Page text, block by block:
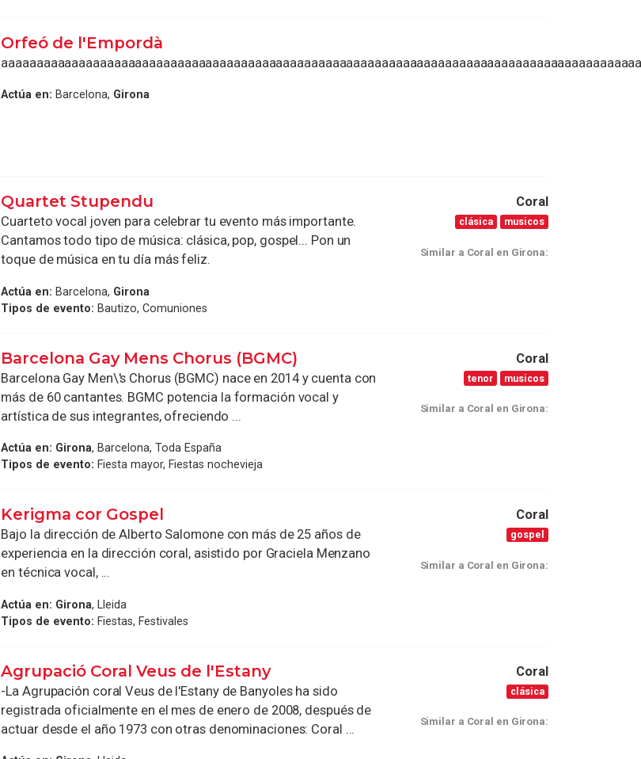
Orfeó de l'Empordà
Actúa en: Barcelona, Girona
Quartet Stupendu
Cuarteto vocal joven para celebrar tu evento más importante.
Cantamos todo tipo de música: clásica, pop, gospel... Pon un
toque de música en tu día más feliz.
Actúa en: Barcelona, Girona
Tipos de evento: Bautizo, Comuniones
Coral
clásica musicos
Similar a Coral en Girona:
Barcelona Gay Mens Chorus (BGMC)
Barcelona Gay Men\'s Chorus (BGMC) nace en 2014 y cuenta con
más de 60 cantantes. BGMC potencia la formación vocal y
artística de sus integrantes, ofreciendo ...
Actúa en: Girona, Barcelona, Toda España
Tipos de evento: Fiesta mayor, Fiestas nochevieja
Coral
tenor musicos
Similar a Coral en Girona:
Kerigma cor Gospel
Bajo la dirección de Alberto Salomone con más de 25 años de
experiencia en la dirección coral, asistido por Graciela Menzano
en técnica vocal, ...
Actúa en: Girona, Lleida
Tipos de evento: Fiestas, Festivales
Coral
gospel
Similar a Coral en Girona:
Agrupació Coral Veus de l'Estany
-La Agrupación coral Veus de l'Estany de Banyoles ha sido
registrada oficialmente en el mes de enero de 2008, después de
actuar desde el año 1973 con otras denominaciones: Coral ...
Coral
clásica
Similar a Coral en Girona: